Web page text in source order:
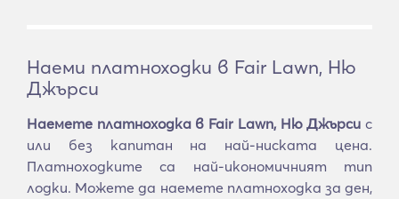
Наеми платноходки в Fair Lawn, Ню
Джърси
Наемете платноходка в Fair Lawn, Ню Джърси с
или без капитан на най-ниската цена.
Платноходките са най-икономичният тип
лодки. Можете да наемете платноходка за ден,